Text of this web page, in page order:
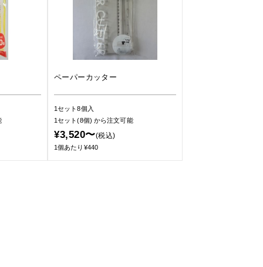
ペーパーカッター
1セット8個入
1セット(8個) から注文可能
¥3,520〜(税込)
1個あたり¥440